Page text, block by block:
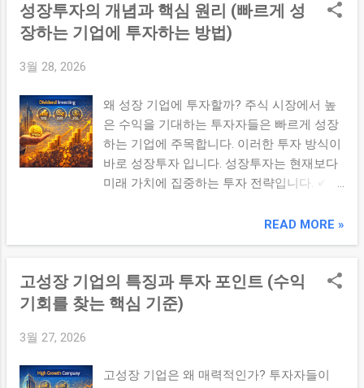
과 인내 가 핵심입...
징 배당이 꾸준히 증가 안정적인 이익 구조
장기 성장 가능성 보유 초기 배당수익률은 낮
수 있음 현금 흐름 중심 투자 즉시 높은 현금
수익을 원하는 투자자에게 적합합니다. 3. 배
당 성장 vs 고배당 비교 항목 배당 성장 기업
고배당 기업 배당 수준 초기 낮음 높음 성장
성 높음 제한적 투자 목적 장기 수익 즉시 현
중심 배당 성장 기업 적합 복리 효과 기대 가
능 ② 안정적 현금 흐름 고배당 기업 적합 정
고배당만 보고 투자 배당 지속 가능...
성장투자의 개념과 핵심 원리 (빠르게 성
장하는 기업에 투자하는 방법)
3월 28, 2026
왜 성장 기업에 투자할까? 주식 시장에서 높
은 수익을 기대하는 투자자들은 빠르게 성장
하는 기업에 주목합니다. 이러한 투자 방식이
바로 성장투자 입니다. 성장투자는 현재보다
미래 가치에 집중하는 투자 전략입니다. ✔ 핵
기업에 투자하여 미래 수익 확대를 기대하는
현재 이익보다 미래의 성장 가능성에 집중하
는 투자 방식입니다. 매출 성장 시장 확대 기
익을 창출할 수 있는 기업을 찾습니다. ② 시
READ MORE »
고성장 기업의 특징과 투자 포인트 (수익
기회를 찾는 핵심 기준)
3월 27, 2026
고성장 기업은 왜 매력적인가? 투자자들이